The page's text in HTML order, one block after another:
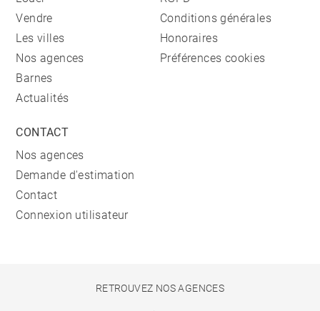
Vendre
Les villes
Nos agences
Barnes
Actualités
Conditions générales
Honoraires
Préférences cookies
CONTACT
Nos agences
Demande d'estimation
Contact
Connexion utilisateur
RETROUVEZ NOS AGENCES